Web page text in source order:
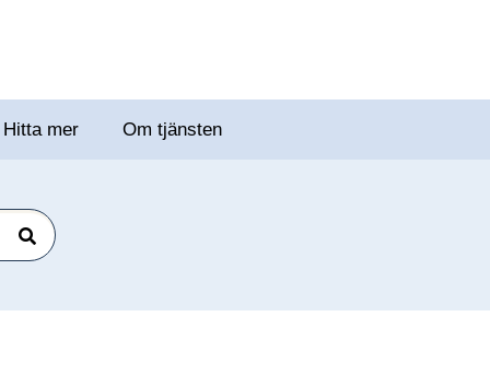
Hitta mer Om tjänsten
Sök